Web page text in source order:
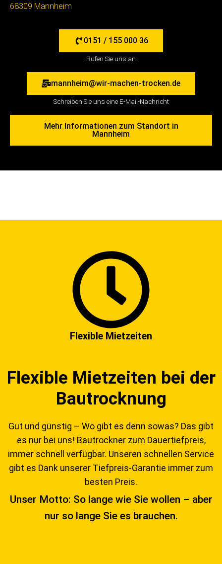
68309 Mannheim
0151 / 155 000 36
Rufen Sie uns an
mannheim@wir-machen-trocken.de
Schreiben Sie uns eine E-Mail-Nachricht
Mehr Informationen zum Standort in
Mannheim
Flexible Mietzeiten
Flexible Mietzeiten bei der
Bautrocknung
Gut und günstig – Wo gibt es denn sowas? Das gibt
es nur bei uns! Bautrockner zum Dauertiefpreis,
immer schnell verfügbar. Unseren schnellen Service
gibt es Dank unserer Tiefpreis-Garantie immer zum
besten Preis.
Unser Motto: So lange wie Sie wollen – aber
nur so lange Sie es brauchen.